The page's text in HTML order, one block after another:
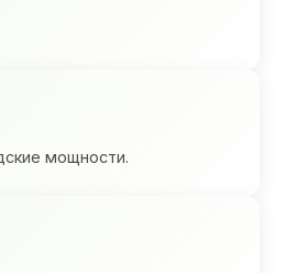
мощности.